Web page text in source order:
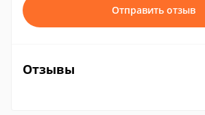
Отправить отзыв
Отзывы